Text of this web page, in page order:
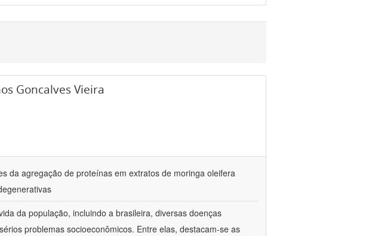
Goncalves Vieira
da agregação de proteínas em extratos de moringa oleifera
da população, incluindo a brasileira, diversas doenças
problemas socioeconômicos. Entre elas, destacam-se as